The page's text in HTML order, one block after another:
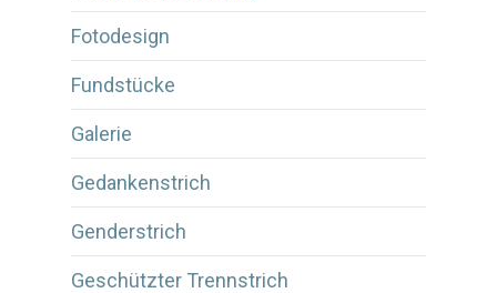
Fotodesign
Fundstücke
Galerie
Gedankenstrich
Genderstrich
Geschützter Trennstrich